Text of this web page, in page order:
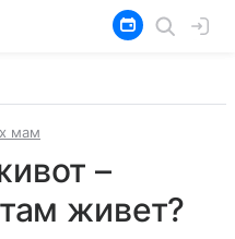
мам
–
живет?